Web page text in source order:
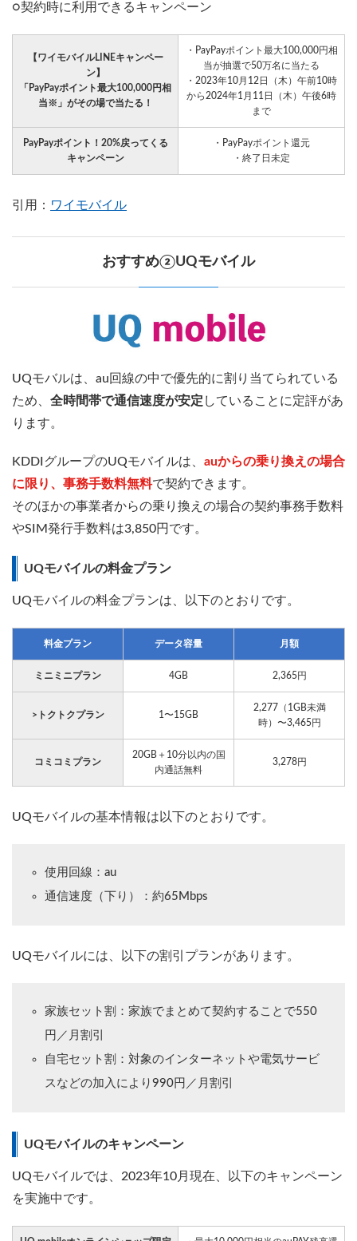
○契約時に利用できるキャンペーン
【ワイモバイルLINEキャンペー
ン】
「PayPayポイント最大100,000円相
当※」がその場で当たる！
・PayPayポイント最大100,000円相
当が抽選で50万名に当たる
・2023年10月12日（木）午前10時
から2024年1月11日（木）午後6時
まで
PayPayポイント！20%戻ってくる
キャンペーン
・PayPayポイント還元
・終了日未定
引用： ワイモバイル
おすすめ②UQモバイル
UQモバルは、au回線の中で優先的に割り当てられている
ため、 全時間帯で通信速度が安定 していることに定評があ
ります。
KDDIグループのUQモバイルは、 auからの乗り換えの場合
に限り、事務手数料無料で契約できます。
そのほかの事業者からの乗り換えの場合の契約事務手数料
やSIM発行手数料は3,850円です。
UQモバイルの料金プラン
UQモバイルの料金プランは、以下のとおりです。
料金プラン データ容量 月額
ミニミニプラン 4GB 2,365円
>トクトクプラン 1〜15GB
2,277（1GB未満
時）〜3,465円
コミコミプラン
20GB＋10分以内の国
内通話無料
3,278円
UQモバイルの基本情報は以下のとおりです。
使用回線：au
通信速度（下り）：約65Mbps
UQモバイルには、以下の割引プランがあります。
家族セット割：家族でまとめて契約することで550
円／月割引
自宅セット割：対象のインターネットや電気サービ
スなどの加入により990円／月割引
UQモバイルのキャンペーン
UQモバイルでは、2023年10月現在、以下のキャンペーン
を実施中です。